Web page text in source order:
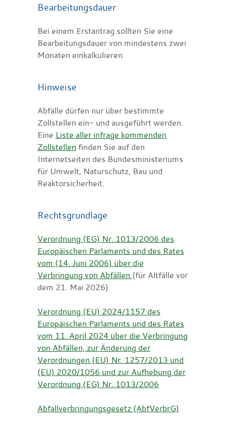
Bearbeitungsdauer
Bei einem Erstantrag sollten Sie eine
Bearbeitungsdauer von mindestens zwei
Monaten einkalkulieren.
Hinweise
Abfälle dürfen nur über bestimmte
Zollstellen ein- und ausgeführt werden.
Eine Liste aller infrage kommenden
Zollstellen finden Sie auf den
Internetseiten des Bundesministeriums
für Umwelt, Naturschutz, Bau und
Reaktorsicherheit.
Rechtsgrundlage
Verordnung (EG) Nr. 1013/2006 des
Europäischen Parlaments und des Rates
vom (14. Juni 2006) über die
Verbringung von Abfällen (für Altfälle vor
dem 21. Mai 2026)
Verordnung (EU) 2024/1157 des
Europäischen Parlaments und des Rates
vom 11. April 2024 über die Verbringung
von Abfällen, zur Änderung der
Verordnungen (EU) Nr. 1257/2013 und
(EU) 2020/1056 und zur Aufhebung der
Verordnung (EG) Nr. 1013/2006
Abfallverbringungsgesetz (AbfVerbrG)